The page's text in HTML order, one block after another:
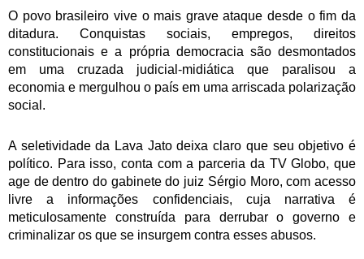
O povo brasileiro vive o mais grave ataque desde o fim da
ditadura. Conquistas sociais, empregos, direitos
constitucionais e a própria democracia são desmontados
em uma cruzada judicial-midiática que paralisou a
economia e mergulhou o país em uma arriscada polarização
social.
A seletividade da Lava Jato deixa claro que seu objetivo é
político. Para isso, conta com a parceria da TV Globo, que
age de dentro do gabinete do juiz Sérgio Moro, com acesso
livre a informações confidenciais, cuja narrativa é
meticulosamente construída para derrubar o governo e
criminalizar os que se insurgem contra esses abusos.